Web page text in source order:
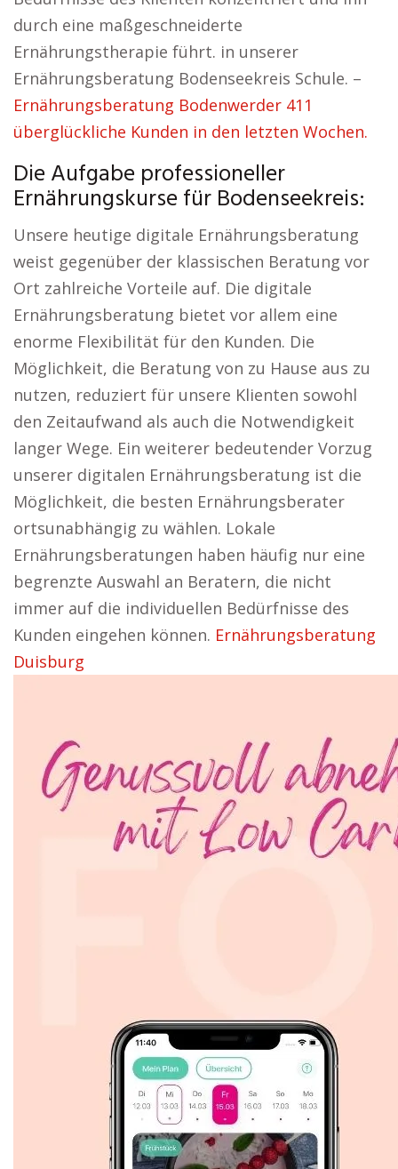
durch eine maßgeschneiderte
Ernährungstherapie führt. in unserer
Ernährungsberatung Bodenseekreis Schule. –
Ernährungsberatung Bodenwerder 411
überglückliche Kunden in den letzten Wochen.
Die Aufgabe professioneller
Ernährungskurse für Bodenseekreis:
Unsere heutige digitale Ernährungsberatung
weist gegenüber der klassischen Beratung vor
Ort zahlreiche Vorteile auf. Die digitale
Ernährungsberatung bietet vor allem eine
enorme Flexibilität für den Kunden. Die
Möglichkeit, die Beratung von zu Hause aus zu
nutzen, reduziert für unsere Klienten sowohl
den Zeitaufwand als auch die Notwendigkeit
langer Wege. Ein weiterer bedeutender Vorzug
unserer digitalen Ernährungsberatung ist die
Möglichkeit, die besten Ernährungsberater
ortsunabhängig zu wählen. Lokale
Ernährungsberatungen haben häufig nur eine
begrenzte Auswahl an Beratern, die nicht
immer auf die individuellen Bedürfnisse des
Kunden eingehen können. Ernährungsberatung
Duisburg